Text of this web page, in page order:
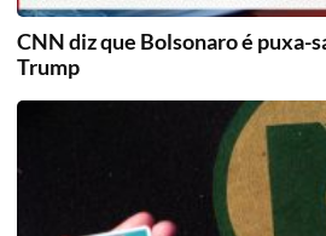
CNN diz que Bolsonaro é puxa-
Trump